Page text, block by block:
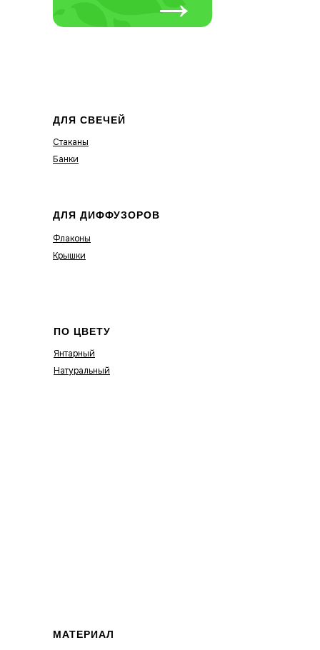
ДЛЯ СВЕЧЕЙ
Стаканы
Банки
ДЛЯ ДИФФУЗОРОВ
Флаконы
Крышки
ПО ЦВЕТУ
Янтарный
Натуральный
МАТЕРИАЛ